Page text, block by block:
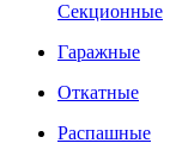
Секционные
Гаражные
Откатные
Распашные